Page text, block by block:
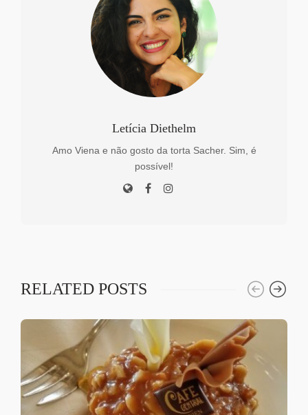
Letícia Diethelm
Amo Viena e não gosto da torta Sacher. Sim, é
possível!
RELATED POSTS